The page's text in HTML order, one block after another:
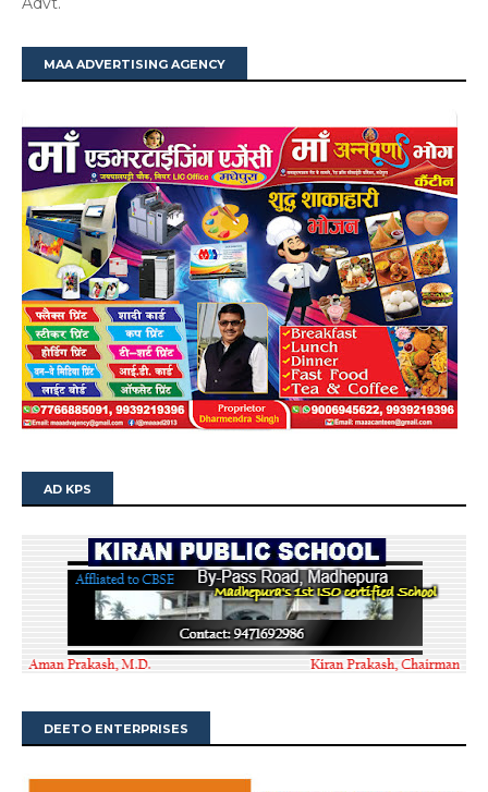
MAA ADVERTISING AGENCY
AD KPS
DEETO ENTERPRISES